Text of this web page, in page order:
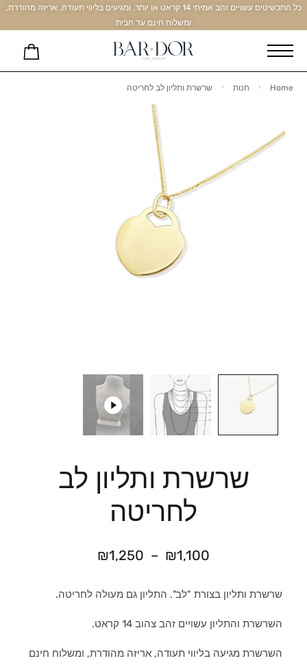
כל התכשיטים עשויים זהב אמיתי 14 קראט או יותר, ומגיעים בליווי תעודה, אריזה מהודרת,
ומשלוח חינם עד הבית
Home חנות שרשרת ותליון לב לחריטה
שרשרת ותליון לב
לחריטה
₪1,100
–
₪1,250
שרשרת ותליון בצורת "לב". התליון גם מעולה לחריטה.
השרשרת והתליון עשויים זהב צהוב 14 קראט.
השרשרת מגיעה בליווי תעודה, אריזה מהודרת, ומשלוח חינם